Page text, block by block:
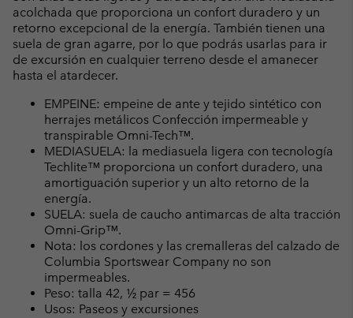
acolchada que proporciona un confort duradero y un
retorno excepcional de la energía. También tienen una
suela de gran agarre, por lo que podrás usarlas para ir
de excursión en cualquier terreno desde el amanecer
hasta el atardecer.
EMPEINE: empeine de ante y tejido sintético con
herrajes metálicos Confección impermeable y
transpirable Omni-Tech™.
MEDIASUELA: la mediasuela ligera con tecnología
Techlite™ proporciona un confort duradero, una
amortiguación superior y un alto retorno de la
energía.
SUELA: suela de caucho antimarcas de alta tracción
Omni-Grip™.
Nota: los cordones y las cremalleras del calzado de
Columbia Sportswear Company no son
impermeables.
Peso: talla 42, ½ par = 456
Usos: Paseos y excursiones